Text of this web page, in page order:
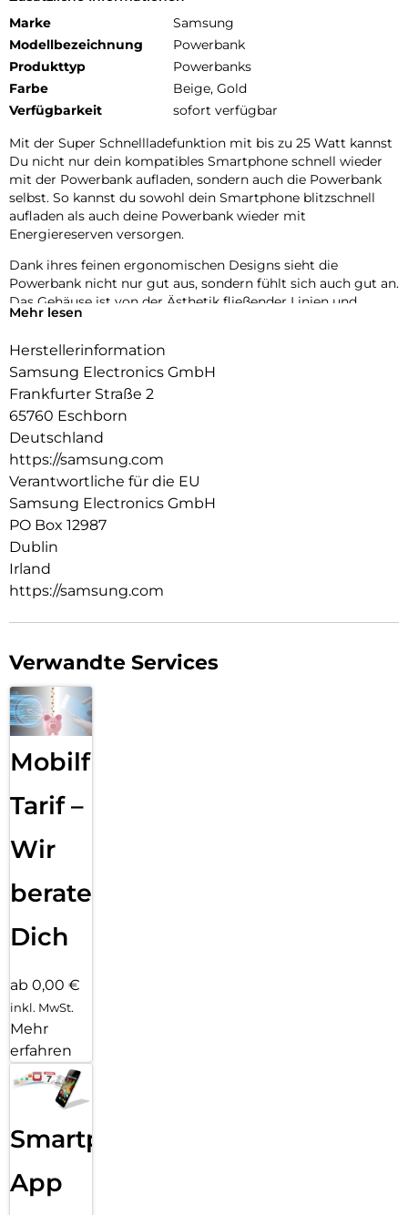
Marke
Samsung
Modellbezeichnung
Powerbank
Produkttyp
Powerbanks
Farbe
Beige, Gold
Verfügbarkeit
sofort verfügbar
Mit der Super Schnellladefunktion mit bis zu 25 Watt kannst
Du nicht nur dein kompatibles Smartphone schnell wieder
mit der Powerbank aufladen, sondern auch die Powerbank
selbst. So kannst du sowohl dein Smartphone blitzschnell
aufladen als auch deine Powerbank wieder mit
Energiereserven versorgen.
Dank ihres feinen ergonomischen Designs sieht die
Powerbank nicht nur gut aus, sondern fühlt sich auch gut an.
Das Gehäuse ist von der Ästhetik fließender Linien und
weicher Kanten geprägt, was für viel Tragekomfort auch im
Mit dem Dual Port kannst du bis zu zwei Geräte gleichzeitig
aufladen, sodass sie schnell wieder einsatzbereit sind.
Auch mit anderen Geräten kompatibel: Mit der Powerbank
kannst du verschiedene Geräte wie z. B. dein Smartphone,
dein Tablet und das Ladeetui deiner Galaxy Buds bequem
aufladen.
Mehr lesen
Herstellerinformation
Samsung Electronics GmbH
Frankfurter Straße 2
65760 Eschborn
Deutschland
https://samsung.com
Verantwortliche für die EU
Samsung Electronics GmbH
PO Box 12987
Dublin
Irland
https://samsung.com
Verwandte Services
Mobilfunk
Tarif –
Wir
beraten
Dich
ab 0,00 €
inkl. MwSt.
Mehr
erfahren
Smartphone
App